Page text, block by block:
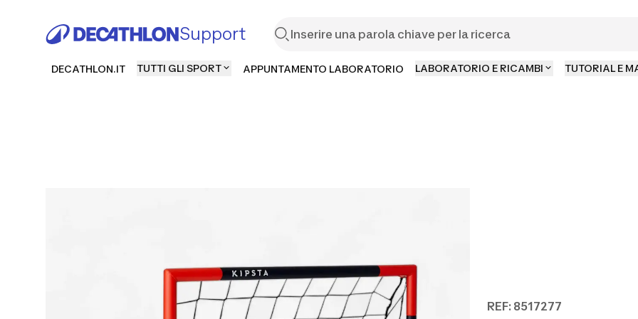
Support
DECATHLON.IT TUTTI GLI SPORT APPUNTAMENTO LABORATORIO LABORATORIO E RICAMBI TUTORIAL E
REF: 8517277